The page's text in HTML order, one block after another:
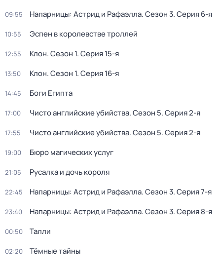
09:55 Напарницы: Астрид и Рафаэлла. Сезон 3. Серия 6-я
10:55 Эспен в королевстве троллей
12:55 Клон. Сезон 1. Серия 15-я
13:50 Клон. Сезон 1. Серия 16-я
14:45 Боги Египта
17:00 Чисто английские убийства. Сезон 5. Серия 2-я
17:55 Чисто английские убийства. Сезон 5. Серия 2-я
19:00 Бюро магических услуг
21:05 Русалка и дочь короля
22:45 Напарницы: Астрид и Рафаэлла. Сезон 3. Серия 7-я
23:40 Напарницы: Астрид и Рафаэлла. Сезон 3. Серия 8-я
00:50 Талли
02:20 Тёмные тайны